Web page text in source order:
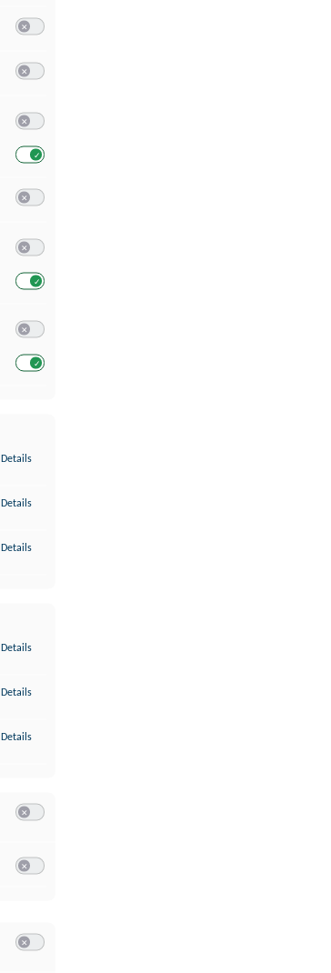
zu Erstellung von Profilen für personalisierte Werbung
zu Verwendung von Profilen zur Auswahl personalisierter Werbung
zu Messung der Werbeleistung
zu Messung der Performance von Inhalten
zu Analyse von Zielgruppen durch Statistiken oder Kombinationen von
zu Entwicklung und Verbesserung der Angebote
Details
Details
Details
Details
Details
Details
zu Google Analytics